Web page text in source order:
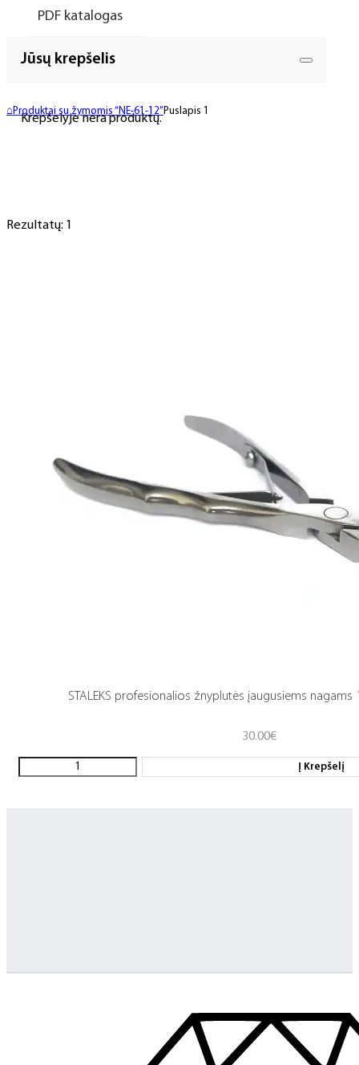
PDF katalogas
Jūsų krepšelis
Krepšelyje nėra produktų.
⌂ Produktai su žymomis “NE-61-12” Puslapis 1
Rezultatų: 1
STALEKS profesionalios žnyplutės įaugusiems nagams
30.00€
Į Krepšelį